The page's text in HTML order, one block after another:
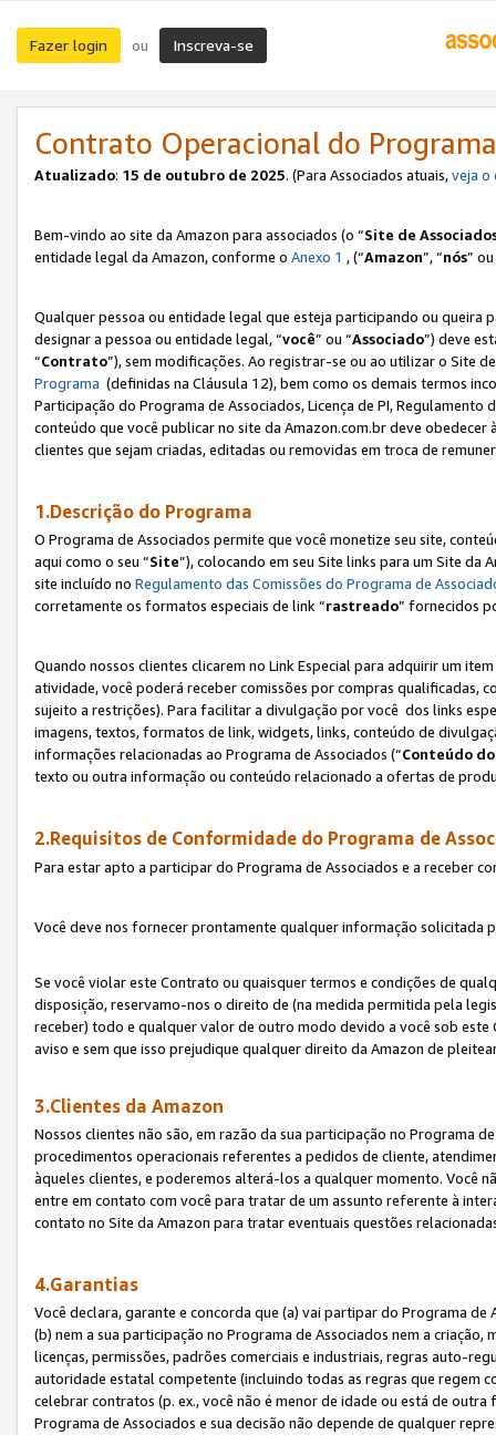
Fazer login ou Inscreva-se
Contrato Operacional do
Atualizado: 15 de outubro de 2025. (Para Associados atuais,veja o
Bem-vindo ao site da Amazon para associados (o “Site de
entidade legal da Amazon, conforme o Anexo 1 , (“Amazon”, “nós”
Qualquer pessoa ou entidade legal que esteja participando ou queira
designar a pessoa ou entidade legal, “você” ou “Associado”) deve
“Contrato”), sem modificações. Ao registrar-se ou ao utilizar o Site
Programa (definidas na Cláusula 12), bem como os demais termos
Participação do Programa de Associados, Licença de PI,
conteúdo que você publicar no site da Amazon.com.br deve
clientes que sejam criadas, editadas ou removidas em troca de
1.Descrição do Programa
O Programa de Associados permite que você monetize seu site,
aqui como o seu “Site”), colocando em seu Site links para um Site da
site incluído no Regulamento das Comissões do Programa de
corretamente os formatos especiais de link “rastreado” fornecidos
Quando nossos clientes clicarem no Link Especial para adquirir um
atividade, você poderá receber comissões por compras qualificadas,
sujeito a restrições). Para facilitar a divulgação por você dos links
imagens, textos, formatos de link, widgets, links, conteúdo de
informações relacionadas ao Programa de Associados (“Conteúdo
texto ou outra informação ou conteúdo relacionado a ofertas de
2.Requisitos de Conformidade do Programa de
Para estar apto a participar do Programa de Associados e a receber
Você deve nos fornecer prontamente qualquer informação solicitada
Se você violar este Contrato ou quaisquer termos e condições de
disposição, reservamo-nos o direito de (na medida permitida pela
receber) todo e qualquer valor de outro modo devido a você sob
aviso e sem que isso prejudique qualquer direito da Amazon de
3.Clientes da Amazon
Nossos clientes não são, em razão da sua participação no Programa
procedimentos operacionais referentes a pedidos de cliente,
àqueles clientes, e poderemos alterá-los a qualquer momento. Você
entre em contato com você para tratar de um assunto referente à
contato no Site da Amazon para tratar eventuais questões
4.Garantias
Você declara, garante e concorda que (a) vai partipar do Programa
(b) nem a sua participação no Programa de Associados nem a
licenças, permissões, padrões comerciais e industriais, regras auto-
autoridade estatal competente (incluindo todas as regras que regem
celebrar contratos (p. ex., você não é menor de idade ou está de
Programa de Associados e sua decisão não depende de qualquer